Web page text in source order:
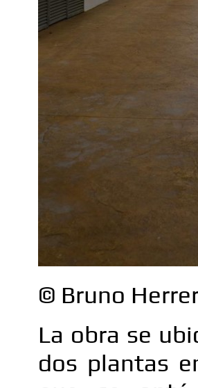
© Bruno
La obra se
dos plantas